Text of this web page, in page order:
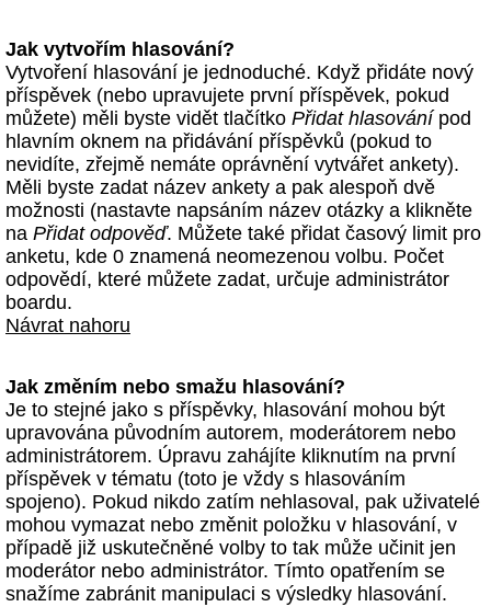
Jak vytvořím hlasování?
Vytvoření hlasování je jednoduché. Když přidáte nový
příspěvek (nebo upravujete první příspěvek, pokud
můžete) měli byste vidět tlačítko Přidat hlasovánípod
hlavním oknem na přidávání příspěvků (pokud to
nevidíte, zřejmě nemáte oprávnění vytvářet ankety).
Měli byste zadat název ankety a pak alespoň dvě
možnosti (nastavte napsáním název otázky a klikněte
na Přidat odpověď. Můžete také přidat časový limit pro
anketu, kde 0 znamená neomezenou volbu. Počet
odpovědí, které můžete zadat, určuje administrátor
boardu.
Návrat nahoru
Jak změním nebo smažu hlasování?
Je to stejné jako s příspěvky, hlasování mohou být
upravována původním autorem, moderátorem nebo
administrátorem. Úpravu zahájíte kliknutím na první
příspěvek v tématu (toto je vždy s hlasováním
spojeno). Pokud nikdo zatím nehlasoval, pak uživatelé
mohou vymazat nebo změnit položku v hlasování, v
případě již uskutečněné volby to tak může učinit jen
moderátor nebo administrátor. Tímto opatřením se
snažíme zabránit manipulaci s výsledky hlasování.